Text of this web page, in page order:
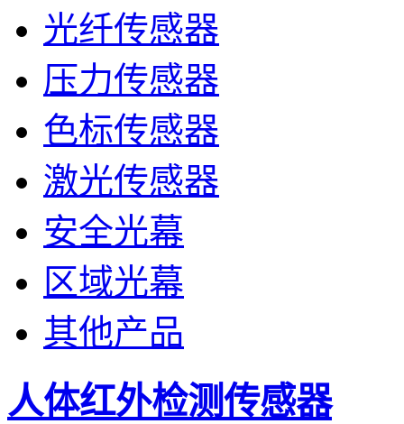
光纤传感器
压力传感器
色标传感器
激光传感器
安全光幕
区域光幕
其他产品
人体红外检测传感器